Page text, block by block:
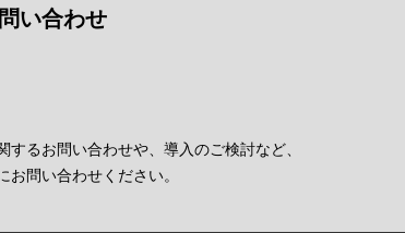
い合わせ
するお問い合わせや、導入のご検討など、
お問い合わせください。